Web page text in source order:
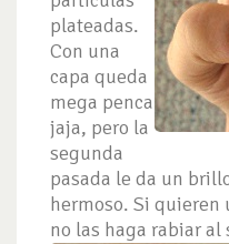
plateadas.
Con una
capa queda
mega penca
jaja, pero la
segunda
pasada le da un
hermoso. Si
no las haga rabiar al